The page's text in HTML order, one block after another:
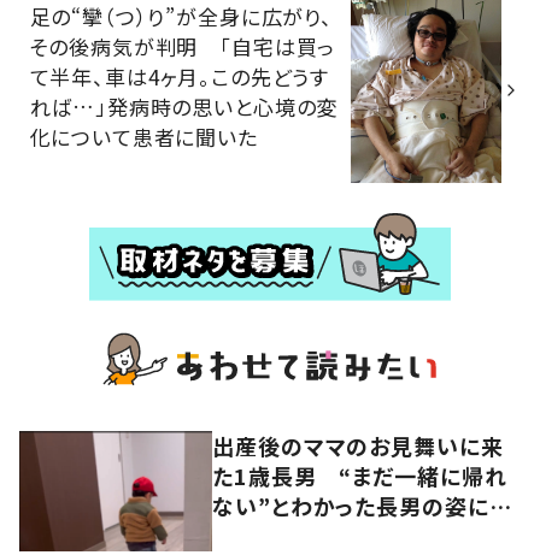
足の“攣（つ）り”が全身に広がり、
その後病気が判明 「自宅は買っ
て半年、車は4ヶ月。この先どうす
れば…」発病時の思いと心境の変
化について患者に聞いた
出産後のママのお見舞いに来
た1歳長男 “まだ一緒に帰れ
ない”とわかった長男の姿に